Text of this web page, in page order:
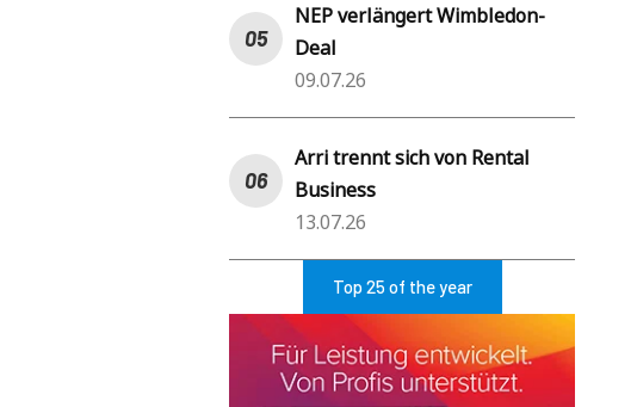
NEP verlängert Wimbledon-
Deal
09.07.26
Arri trennt sich von Rental
Business
13.07.26
Top 25 of the year